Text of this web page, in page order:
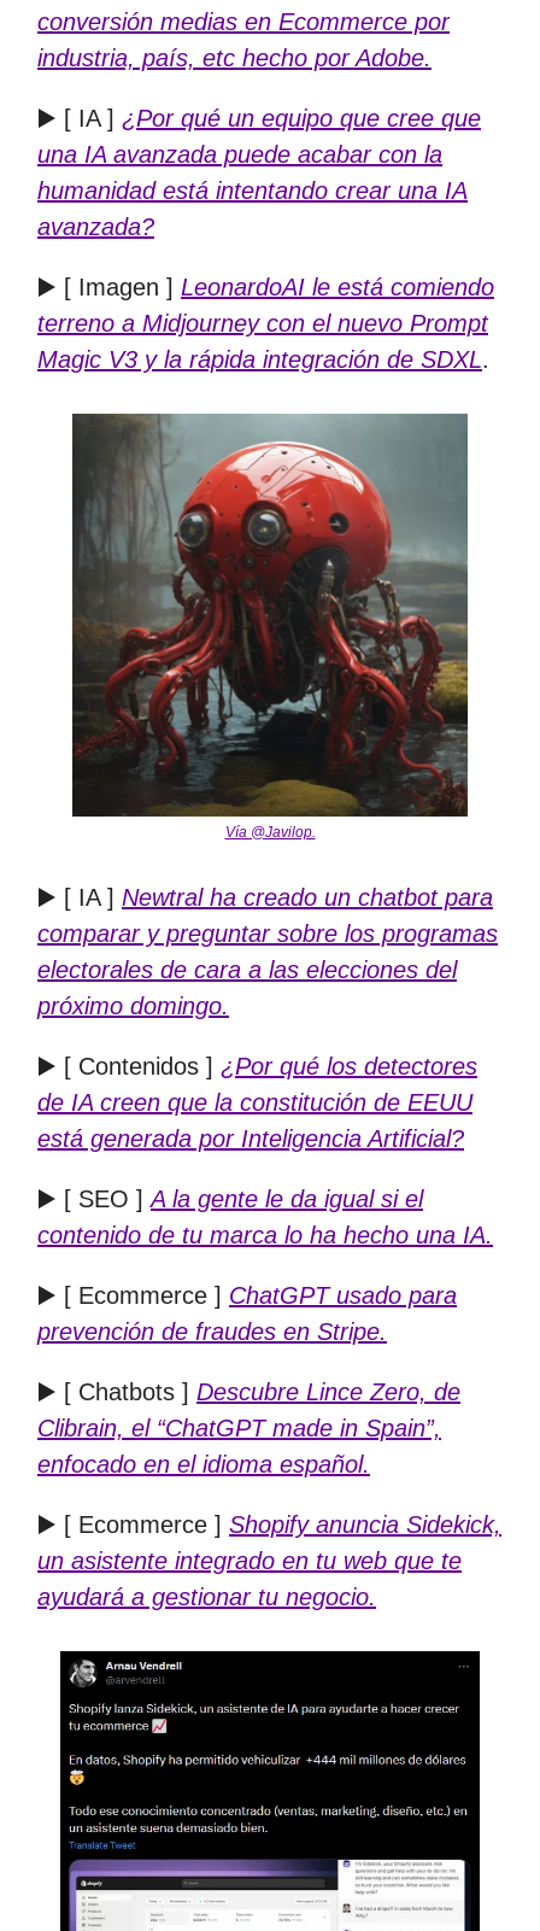
conversión medias en Ecommerce por
industria, país, etc hecho por Adobe.
▶️ [ IA ] ¿Por qué un equipo que cree que
una IA avanzada puede acabar con la
humanidad está intentando crear una IA
avanzada?
▶️ [ Imagen ] LeonardoAI le está comiendo
terreno a Midjourney con el nuevo Prompt
Magic V3 y la rápida integración de SDXL.
Vía @Javilop.
▶️ [ IA ] Newtral ha creado un chatbot para
comparar y preguntar sobre los programas
electorales de cara a las elecciones del
próximo domingo.
▶️ [ Contenidos ] ¿Por qué los detectores
de IA creen que la constitución de EEUU
está generada por Inteligencia Artificial?
▶️ [ SEO ]A la gente le da igual si el
contenido de tu marca lo ha hecho una IA.
▶️ [ Ecommerce ] ChatGPT usado para
prevención de fraudes en Stripe.
▶️ [ Chatbots ] Descubre Lince Zero, de
Clibrain, el “ChatGPT made in Spain”,
enfocado en el idioma español.
▶️ [ Ecommerce ] Shopify anuncia Sidekick,
un asistente integrado en tu web que te
ayudará a gestionar tu negocio.